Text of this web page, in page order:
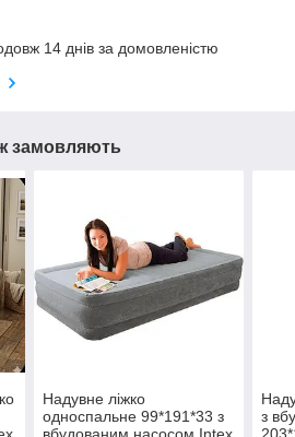
14 днів за домовленістю
замовляють
Надувне ліжко
односпальне 99*191*33 з
з